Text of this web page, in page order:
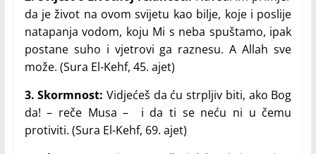
da je život na ovom svijetu kao bilje, koje i poslije
natapanja vodom, koju Mi s neba spuštamo, ipak
postane suho i vjetrovi ga raznesu. A Allah sve
može. (Sura El-Kehf, 45. ajet)
3. Skormnost: Vidjećeš da ću strpljiv biti, ako Bog
da! – reče Musa – i da ti se neću ni u čemu
protiviti. (Sura El-Kehf, 69. ajet)